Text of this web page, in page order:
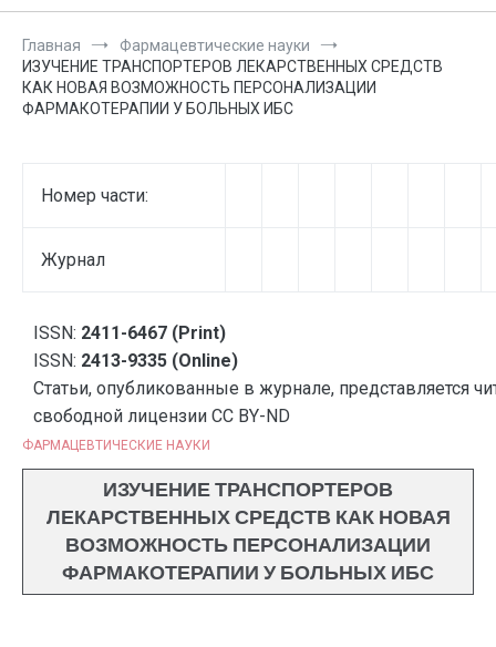
Главная
Фармацевтические науки
ИЗУЧЕНИЕ ТРАНСПОРТЕРОВ ЛЕКАРСТВЕННЫХ СРЕДСТВ
КАК НОВАЯ ВОЗМОЖНОСТЬ ПЕРСОНАЛИЗАЦИИ
ФАРМАКОТЕРАПИИ У БОЛЬНЫХ ИБС
Номер части:
Журнал
ISSN: 2411-6467 (Print)
ISSN: 2413-9335 (Online)
Статьи, опубликованные в журнале, представляется
свободной лицензии CC BY-ND
ФАРМАЦЕВТИЧЕСКИЕ НАУКИ
ИЗУЧЕНИЕ ТРАНСПОРТЕРОВ
ЛЕКАРСТВЕННЫХ СРЕДСТВ КАК НОВАЯ
ВОЗМОЖНОСТЬ ПЕРСОНАЛИЗАЦИИ
ФАРМАКОТЕРАПИИ У БОЛЬНЫХ ИБС